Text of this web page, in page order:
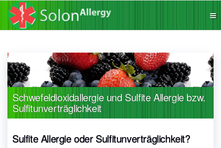
finden!
Schwefeldioxidallergie und Sulfite Allergie bzw.
Sulfitunverträglichkeit
Sulfite Allergie oder Sulfitunverträglichkeit?